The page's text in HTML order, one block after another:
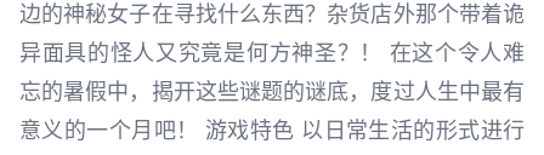
边的神秘女子在寻找什么东西？杂货店外那个带着诡
异面具的怪人又究竟是何方神圣？！ 在这个令人难
忘的暑假中，揭开这些谜题的谜底，度过人生中最有
意义的一个月吧！ 游戏特色 以日常生活的形式进行